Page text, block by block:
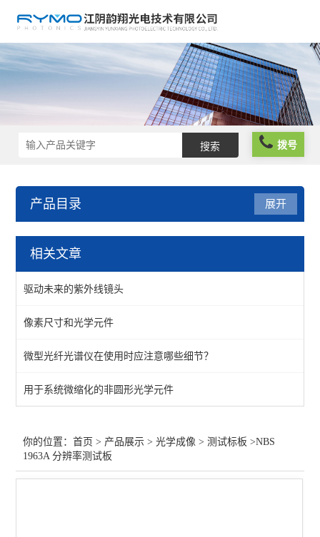
拨号
产品目录
光学成像
红外镜头
展开
相关文章
驱动未来的紫外线镜头
像素尺寸和光学元件
微型光纤光谱仪在使用时应注意哪些细节？
用于系统微缩化的非圆形光学元件
你的位置：首页 > 产品展示 >光学成像 >测试标板 >NBS
1963A 分辨率测试板